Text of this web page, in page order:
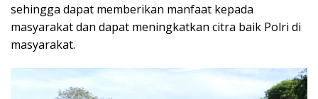
sehingga dapat memberikan manfaat kepada
masyarakat dan dapat meningkatkan citra baik Polri di
masyarakat.